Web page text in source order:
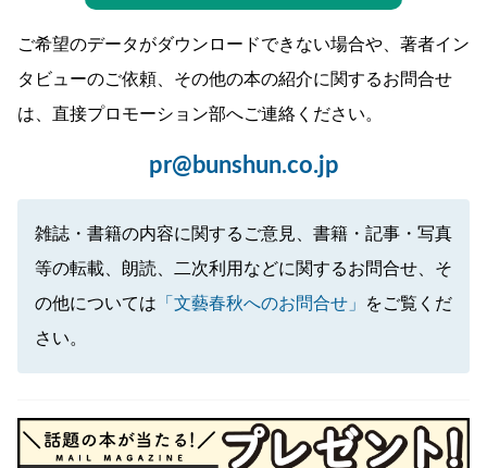
ご希望のデータがダウンロードできない場合や、著者イン
タビューのご依頼、その他の本の紹介に関するお問合せ
は、直接プロモーション部へご連絡ください。
pr@bunshun.co.jp
雑誌・書籍の内容に関するご意見、書籍・記事・写真
等の転載、朗読、二次利用などに関するお問合せ、そ
の他については 「文藝春秋へのお問合せ」
をご覧くだ
さい。